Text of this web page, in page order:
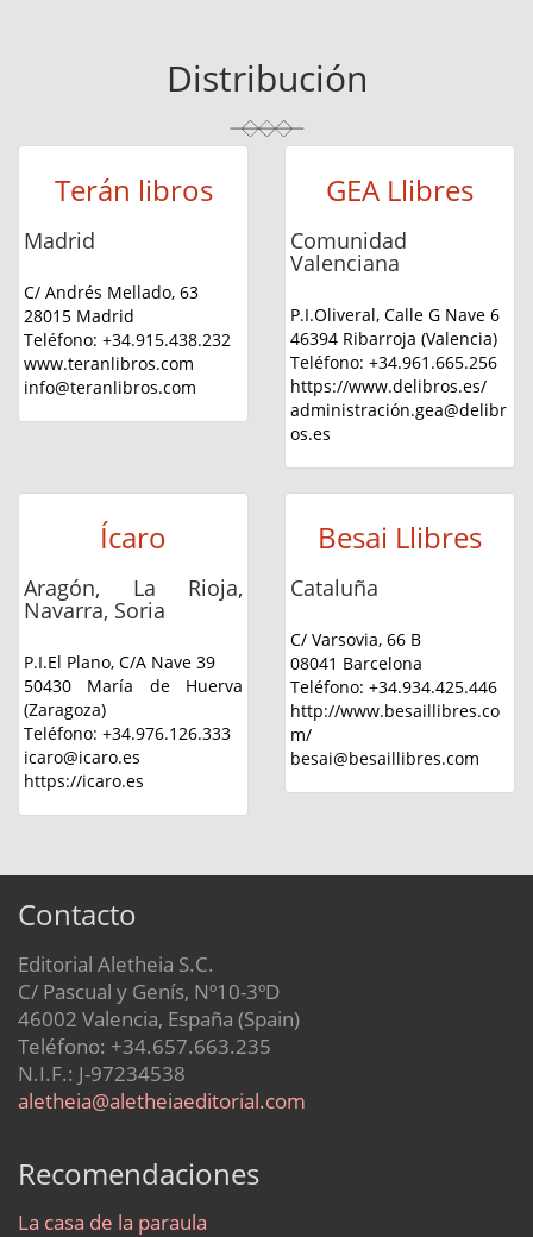
Distribución
Terán libros
Madrid
C/ Andrés Mellado, 63
28015 Madrid
Teléfono: +34.915.438.232
www.teranlibros.com
info@teranlibros.com
GEA Llibres
Comunidad
Valenciana
P.I.Oliveral, Calle G Nave 6
46394 Ribarroja (Valencia)
Teléfono: +34.961.665.256
https://www.delibros.es/
administración.gea@delibr
os.es
Ícaro
Aragón, La Rioja,
Navarra, Soria
P.I.El Plano, C/A Nave 39
50430 María de Huerva
(Zaragoza)
Teléfono: +34.976.126.333
icaro@icaro.es
https://icaro.es
Besai Llibres
Cataluña
C/ Varsovia, 66 B
08041 Barcelona
Teléfono: +34.934.425.446
http://www.besaillibres.co
m/
besai@besaillibres.com
Contacto
Editorial Aletheia S.C.
C/ Pascual y Genís, Nº10-3ºD
46002 Valencia, España (Spain)
Teléfono: +34.657.663.235
N.I.F.: J-97234538
aletheia@aletheiaeditorial.com
Recomendaciones
La casa de la paraula